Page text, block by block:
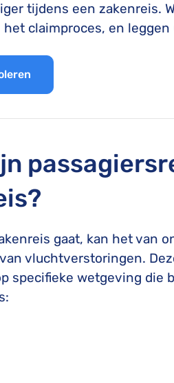
tijdens een zakenreis.
claimproces, en
gaat, kan het van
vluchtverstoringen.
specifieke wetgeving die